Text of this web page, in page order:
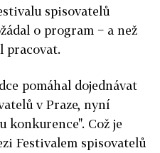
spisovatelů
o program − a než
pracovat.
pomáhal dojednávat
v Praze, nyní
konkurence". Což je
Festivalem spisovatelů